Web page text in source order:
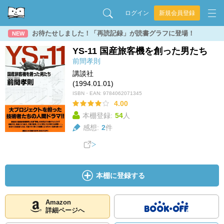
ログイン 新規会員登録
NEW お待たせしました！「再読記録」が読書グラフに登場！
YS‐11 国産旅客機を創った男たち
前間孝則
講談社
(1994.01.01)
ISBN・EAN: 9784062071345
4.00
本棚登録: 54人
感想: 2件
本棚に登録する
Amazon
詳細ページへ